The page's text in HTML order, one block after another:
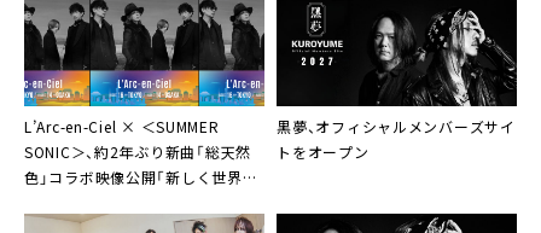
L’Arc-en-Ciel × ＜SUMMER
SONIC＞、約2年ぶり新曲「総天然
色」コラボ映像公開「新しく世界が
黒夢、オフィシャルメンバーズサイ
トをオープン